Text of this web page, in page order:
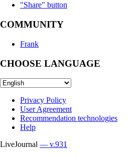
"Share" button
COMMUNITY
Frank
CHOOSE LANGUAGE
Privacy Policy
User Agreement
Recommendation technologies
Help
LiveJournal — v.931